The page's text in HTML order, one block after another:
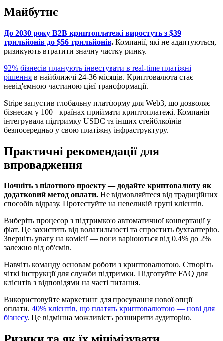
Майбутнє
До 2030 року B2B криптоплатежі виростуть з $39
трильйонів до $56 трильйонів. Компанії, які не адаптуються,
ризикують втратити значну частку ринку.
92% бізнесів планують інвестувати в real-time платіжні
рішення в найближчі 24-36 місяців. Криптовалюта стає
невід'ємною частиною цієї трансформації.
Stripe запустив глобальну платформу для Web3, що дозволяє
бізнесам у 100+ країнах приймати криптоплатежі. Компанія
інтегрувала підтримку USDC та інших стейблкоїнів
безпосередньо у свою платіжну інфраструктуру.
Практичні рекомендації для
впровадження
Почніть з пілотного проекту — додайте криптовалюту як
додатковий метод оплати. Не відмовляйтеся від традиційних
способів відразу. Протестуйте на невеликій групі клієнтів.
Виберіть процесор з підтримкою автоматичної конвертації у
фіат. Це захистить від волатильності та спростить бухгалтерію.
Зверніть увагу на комісії — вони варіюються від 0.4% до 2%
залежно від об'ємів.
Навчіть команду основам роботи з криптовалютою. Створіть
чіткі інструкції для служби підтримки. Підготуйте FAQ для
клієнтів з відповідями на часті питання.
Використовуйте маркетинг для просування нової опції
оплати. 40% клієнтів, що платять криптовалютою — нові для
бізнесу. Це відмінна можливість розширити аудиторію.